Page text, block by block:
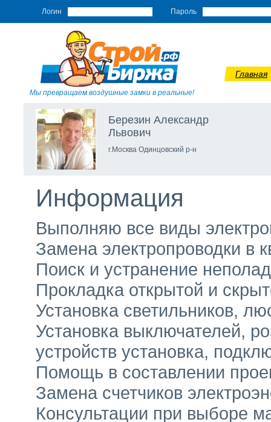
Логин Пароль
Мы превращаем воздушные замки в реальные!
Главная
Березин Александр
Львович
г.Москва Одинцовский р-н
Информация
Выполняю все виды
Замена электропроводки в
Поиск и устранение
Прокладка открытой и
Установка светильников,
Установка выключателей,
устройств установка,
Помощь в составлении
Замена счетчиков
Консультации при выборе